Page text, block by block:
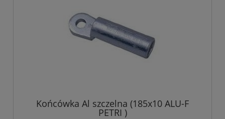
Końcówka Al szczelna (185x10 ALU-F
PETRI )